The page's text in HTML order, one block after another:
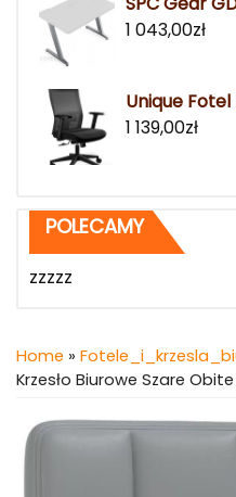
1 043,00zł
Unique
1 139,00zł
POLECAMY
zzzzz
Home »
Krzesło Biurowe Szare